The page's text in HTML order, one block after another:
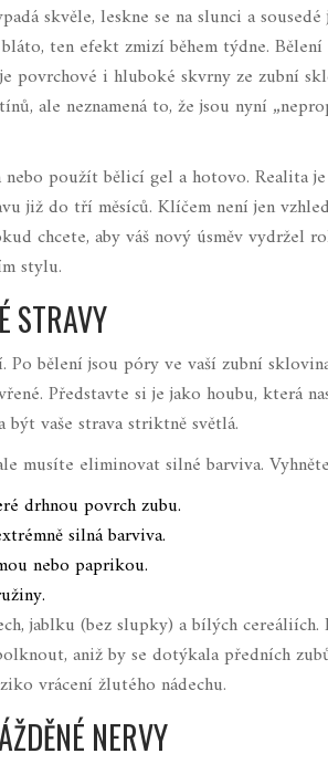
skvěle, leskne se na slunci a
ten efekt zmizí během týdne.
povrchové i hluboké skvrny ze zubní
ale neznamená to, že jsou nyní
použít bělicí gel a hotovo. Realita
již do tří měsíců. Klíčem není jen
chcete, aby váš nový úsměv vydržel
stylu.
STRAVY
bělení jsou póry ve vaší zubní
Představte si je jako houbu, která
vaše strava striktně světlá.
musíte eliminovat silné barviva.
drhnou povrch zubu.
silná barviva.
nebo paprikou.
jablku (bez slupky) a bílých
aniž by se dotýkala předních
vrácení žlutého nádechu.
NERVY